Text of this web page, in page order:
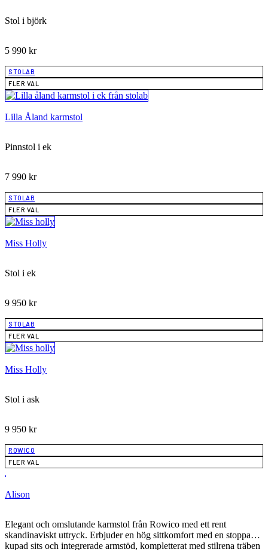
Stol i björk
5 990 kr
STOLAB
FLER VAL
Lilla Åland karmstol
Pinnstol i ek
7 990 kr
STOLAB
FLER VAL
Miss Holly
Stol i ek
9 950 kr
STOLAB
FLER VAL
Miss Holly
Stol i ask
9 950 kr
ROWICO
FLER VAL
Alison
Elegant och omslutande karmstol från Rowico med ett rent
skandinaviskt uttryck. Erbjuder en hög sittkomfort med en stoppad,
kupad sits och integrerade armstöd, kompletterat med stilrena träben